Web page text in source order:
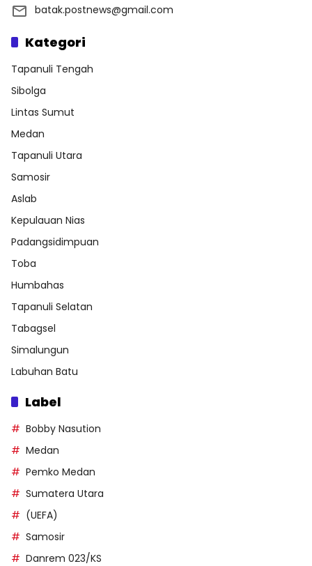
batak.postnews@gmail.com
Kategori
Tapanuli Tengah
Sibolga
Lintas Sumut
Medan
Tapanuli Utara
Samosir
Aslab
Kepulauan Nias
Padangsidimpuan
Toba
Humbahas
Tapanuli Selatan
Tabagsel
Simalungun
Labuhan Batu
Label
Bobby Nasution
Medan
Pemko Medan
Sumatera Utara
(UEFA)
Samosir
Danrem 023/KS